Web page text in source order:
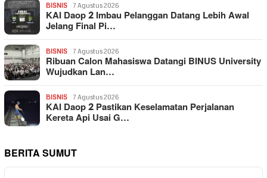
BISNIS 7 Agustus 2026
KAI Daop 2 Imbau Pelanggan Datang Lebih Awal
Jelang Final Pi…
BISNIS 7 Agustus 2026
Ribuan Calon Mahasiswa Datangi BINUS University
Wujudkan Lan…
BISNIS 7 Agustus 2026
KAI Daop 2 Pastikan Keselamatan Perjalanan
Kereta Api Usai G…
BERITA SUMUT